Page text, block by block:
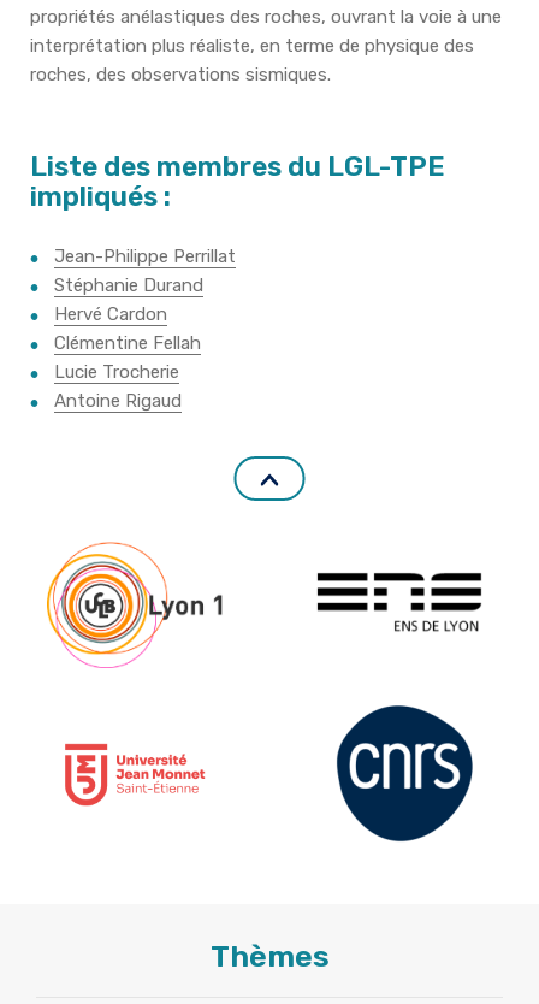
propriétés anélastiques des roches, ouvrant la voie à une
interprétation plus réaliste, en terme de physique des
roches, des observations sismiques.
Liste des membres du LGL-TPE
impliqués :
Jean-Philippe Perrillat
Stéphanie Durand
Hervé Cardon
Clémentine Fellah
Lucie Trocherie
Antoine Rigaud
Thèmes